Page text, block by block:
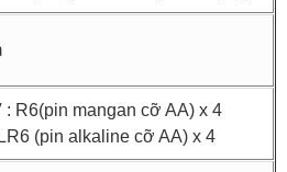
: R6(pin mangan cỡ AA) x 4
(pin alkaline cỡ AA) x 4